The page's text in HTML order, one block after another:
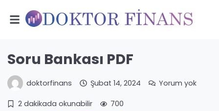
Soru Bankası PDF
doktorfinans Şubat 14, 2024 Yorum yok
2 dakikada okunabilir 700